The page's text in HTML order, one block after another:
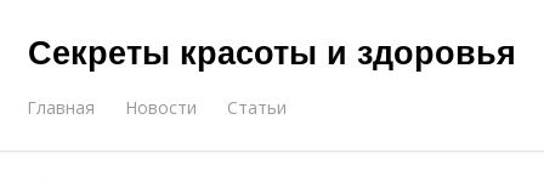
Секреты красоты и здоровья
Главная Новости Статьи